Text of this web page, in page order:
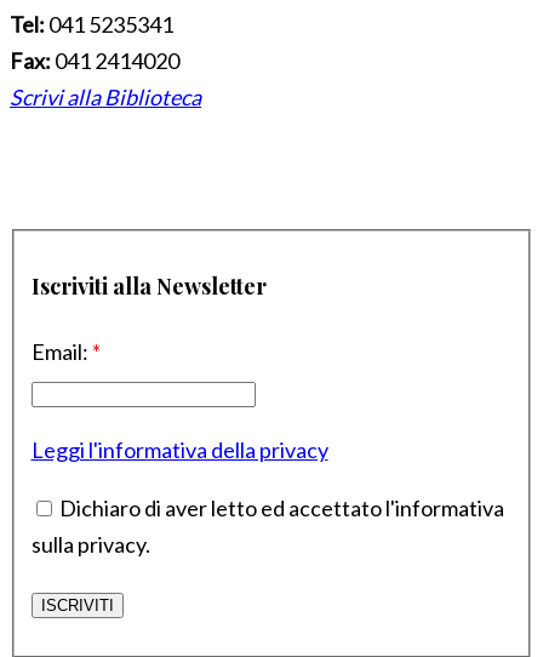
Tel: 041 5235341
Fax: 041 2414020
Scrivi alla Biblioteca
Iscriviti alla Newsletter
Email: *
Leggi l'informativa della privacy
Dichiaro di aver letto ed accettato l'informativa
sulla privacy.